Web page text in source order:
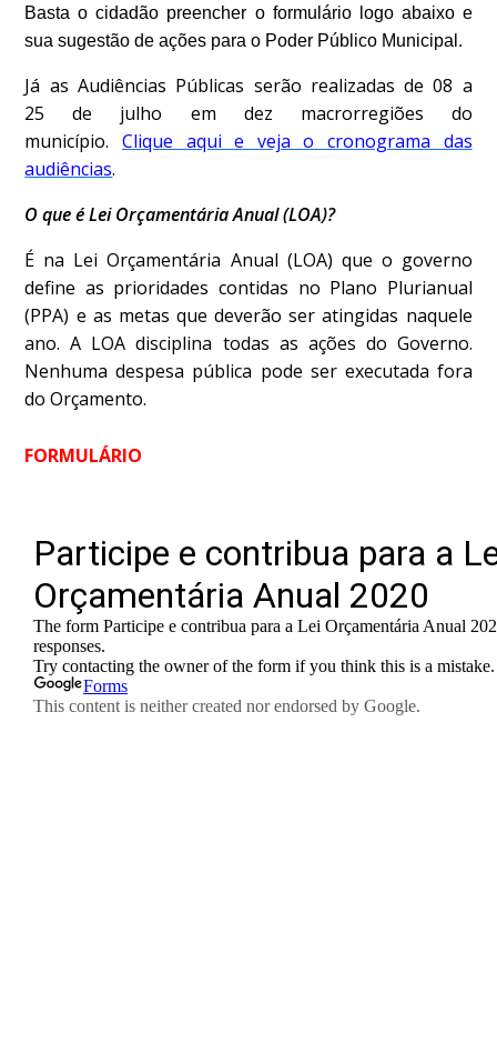
Basta o cidadão preencher o formulário logo abaixo e
sua sugestão de ações para o Poder Público Municipal.
Já as Audiências Públicas serão realizadas de 08 a
25 de julho em dez macrorregiões do
município.Clique aqui e veja o cronograma das
audiências.
O que é Lei Orçamentária Anual (LOA)?
É na Lei Orçamentária Anual (LOA) que o governo
define as prioridades contidas no Plano Plurianual
(PPA) e as metas que deverão ser atingidas naquele
ano. A LOA disciplina todas as ações do Governo.
Nenhuma despesa pública pode ser executada fora
do Orçamento.
FORMULÁRIO